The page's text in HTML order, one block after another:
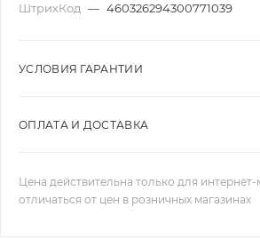
ШтрихКод — 460326294300771039
УСЛОВИЯ ГАРАНТИИ
ОПЛАТА И ДОСТАВКА
Цена действительна только для
отличаться от цен в розничных магазинах